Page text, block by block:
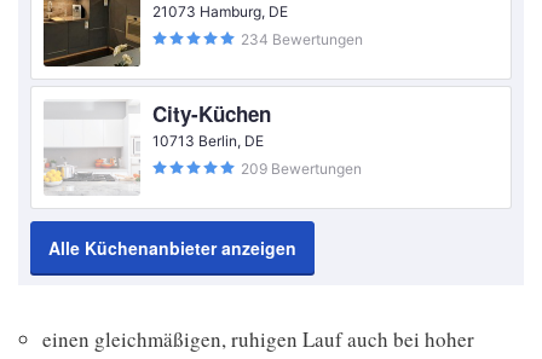
21073 Hamburg, DE
234 Bewertungen
City-Küchen
10713 Berlin, DE
209 Bewertungen
Alle Küchenanbieter anzeigen
einen gleichmäßigen, ruhigen Lauf auch bei hoher